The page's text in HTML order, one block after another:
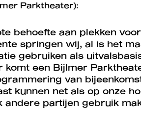
Parktheater):
behoefte aan plekken
springen wij, al is het
gebruiken als
komt een Bijlmer
van
kunnen net als op onze
andere partijen gebruik